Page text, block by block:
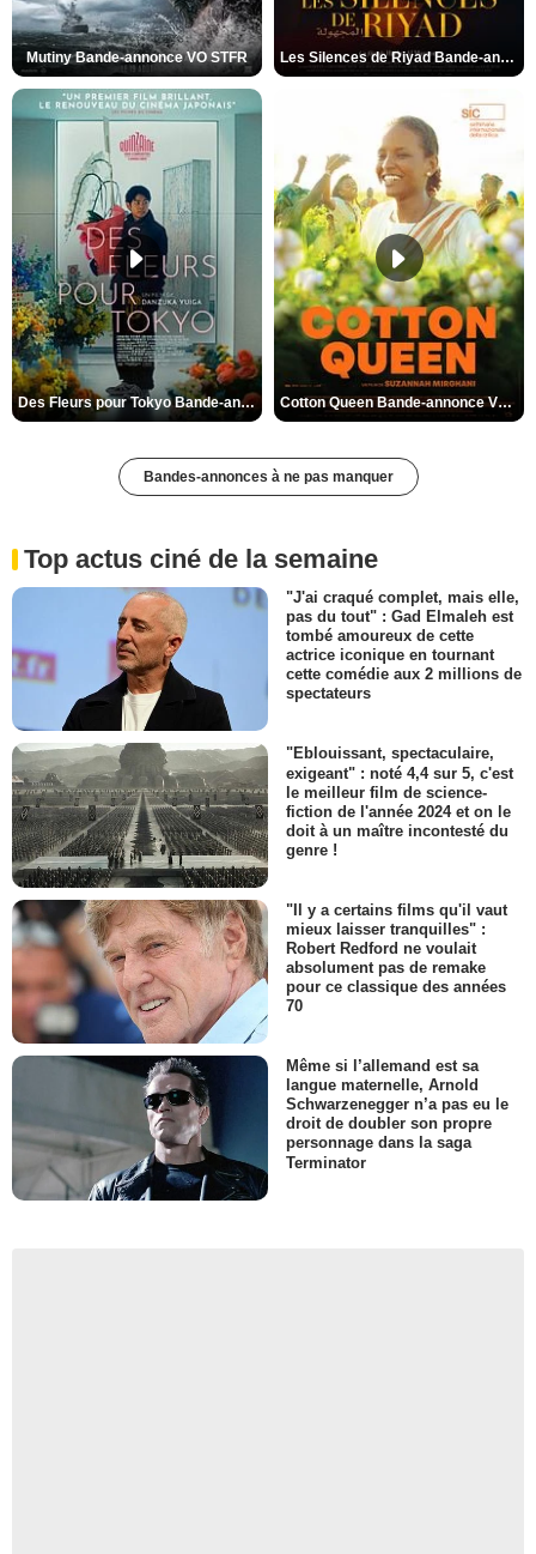
Mutiny Bande-annonce VO STFR Les Silences de Riyad Bande-annonce VO STFR
Des Fleurs pour Tokyo Bande-annonce VO STFR Cotton Queen Bande-annonce VO STFR
Bandes-annonces à ne pas manquer
Top actus ciné de la semaine
"J'ai craqué complet, mais elle,
pas du tout" : Gad Elmaleh est
tombé amoureux de cette
actrice iconique en tournant
cette comédie aux 2 millions de
spectateurs
"Eblouissant, spectaculaire,
exigeant" : noté 4,4 sur 5, c'est
le meilleur film de science-
fiction de l'année 2024 et on le
doit à un maître incontesté du
genre !
"Il y a certains films qu'il vaut
mieux laisser tranquilles" :
Robert Redford ne voulait
absolument pas de remake
pour ce classique des années
70
Même si l’allemand est sa
langue maternelle, Arnold
Schwarzenegger n’a pas eu le
droit de doubler son propre
personnage dans la saga
Terminator